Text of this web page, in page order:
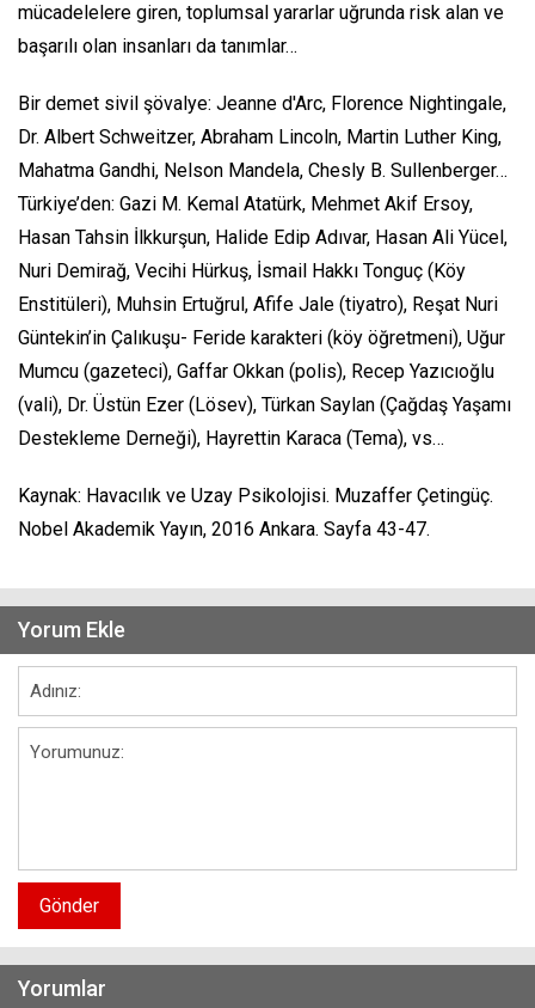
mücadelelere giren, toplumsal yararlar uğrunda risk alan ve
başarılı olan insanları da tanımlar…
Bir demet sivil şövalye: Jeanne d'Arc, Florence Nightingale,
Dr. Albert Schweitzer, Abraham Lincoln, Martin Luther King,
Mahatma Gandhi, Nelson Mandela, Chesly B. Sullenberger…
Türkiye’den: Gazi M. Kemal Atatürk, Mehmet Akif Ersoy,
Hasan Tahsin İlkkurşun, Halide Edip Adıvar, Hasan Ali Yücel,
Nuri Demirağ, Vecihi Hürkuş, İsmail Hakkı Tonguç (Köy
Enstitüleri), Muhsin Ertuğrul, Afife Jale (tiyatro), Reşat Nuri
Güntekin’in Çalıkuşu- Feride karakteri (köy öğretmeni), Uğur
Mumcu (gazeteci), Gaffar Okkan (polis), Recep Yazıcıoğlu
(vali), Dr. Üstün Ezer (Lösev), Türkan Saylan (Çağdaş Yaşamı
Destekleme Derneği), Hayrettin Karaca (Tema), vs…
Kaynak: Havacılık ve Uzay Psikolojisi. Muzaffer Çetingüç.
Nobel Akademik Yayın, 2016 Ankara. Sayfa 43-47.
Yorum Ekle
Gönder
Yorumlar